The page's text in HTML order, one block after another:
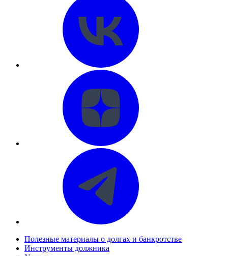
Полезные материалы о долгах и банкротстве
Инструменты должника